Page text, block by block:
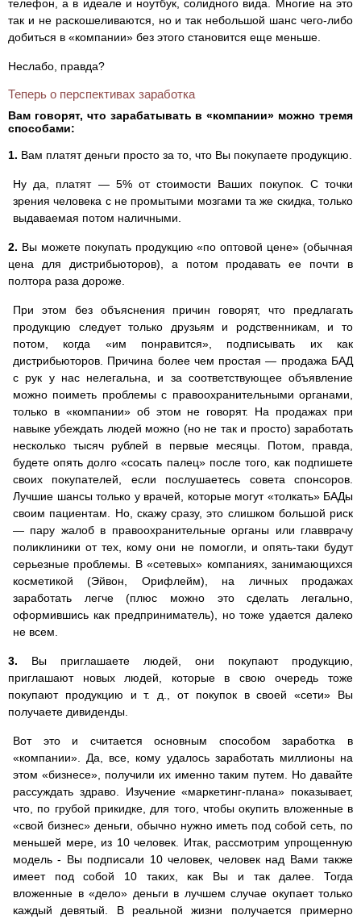
телефон, а в идеале и ноутбук, солидного вида. Многие на это
так и не раскошеливаются, но и так небольшой шанс чего-либо
добиться в «компании» без этого становится еще меньше.
Неслабо, правда?
Теперь о перспективах заработка
Вам говорят, что зарабатывать в «компании» можно тремя
способами:
1. Вам платят деньги просто за то, что Вы покупаете продукцию.
Ну да, платят — 5% от стоимости Ваших покупок. С точки
зрения человека с не промытыми мозгами та же скидка, только
выдаваемая потом наличными.
2. Вы можете покупать продукцию «по оптовой цене» (обычная
цена для дистрибьюторов), а потом продавать ее почти в
полтора раза дороже.
При этом без объяснения причин говорят, что предлагать
продукцию следует только друзьям и родственникам, и то
потом, когда «им понравится», подписывать их как
дистрибьюторов. Причина более чем простая — продажа БАД
с рук у нас нелегальна, и за соответствующее объявление
можно поиметь проблемы с правоохранительными органами,
только в «компании» об этом не говорят. На продажах при
навыке убеждать людей можно (но не так и просто) заработать
несколько тысяч рублей в первые месяцы. Потом, правда,
будете опять долго «сосать палец» после того, как подпишете
своих покупателей, если послушаетесь совета спонсоров.
Лучшие шансы только у врачей, которые могут «толкать» БАДы
своим пациентам. Но, скажу сразу, это слишком большой риск
— пару жалоб в правоохранительные органы или главврачу
поликлиники от тех, кому они не помогли, и опять-таки будут
серьезные проблемы. В «сетевых» компаниях, занимающихся
косметикой (Эйвон, Орифлейм), на личных продажах
заработать легче (плюс можно это сделать легально,
оформившись как предприниматель), но тоже удается далеко
не всем.
3. Вы приглашаете людей, они покупают продукцию,
приглашают новых людей, которые в свою очередь тоже
покупают продукцию и т. д., от покупок в своей «сети» Вы
получаете дивиденды.
Вот это и считается основным способом заработка в
«компании». Да, все, кому удалось заработать миллионы на
этом «бизнесе», получили их именно таким путем. Но давайте
рассуждать здраво. Изучение «маркетинг-плана» показывает,
что, по грубой прикидке, для того, чтобы окупить вложенные в
«свой бизнес» деньги, обычно нужно иметь под собой сеть, по
меньшей мере, из 10 человек. Итак, рассмотрим упрощенную
модель - Вы подписали 10 человек, человек над Вами также
имеет под собой 10 таких, как Вы и так далее. Тогда
вложенные в «дело» деньги в лучшем случае окупает только
каждый девятый. В реальной жизни получается примерно